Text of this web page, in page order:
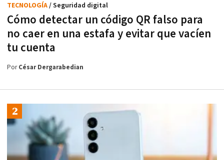
Cómo detectar un código QR falso para
no caer en una estafa y evitar que vacíen
tu cuenta
TECNOLOGÍA/ Seguridad digital
PorCésar Dergarabedian